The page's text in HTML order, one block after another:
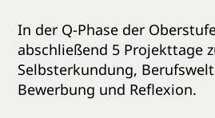
In der Q-Phase der
abschließend 5 Projekttage
Selbsterkundung,
Bewerbung und Reflexion.